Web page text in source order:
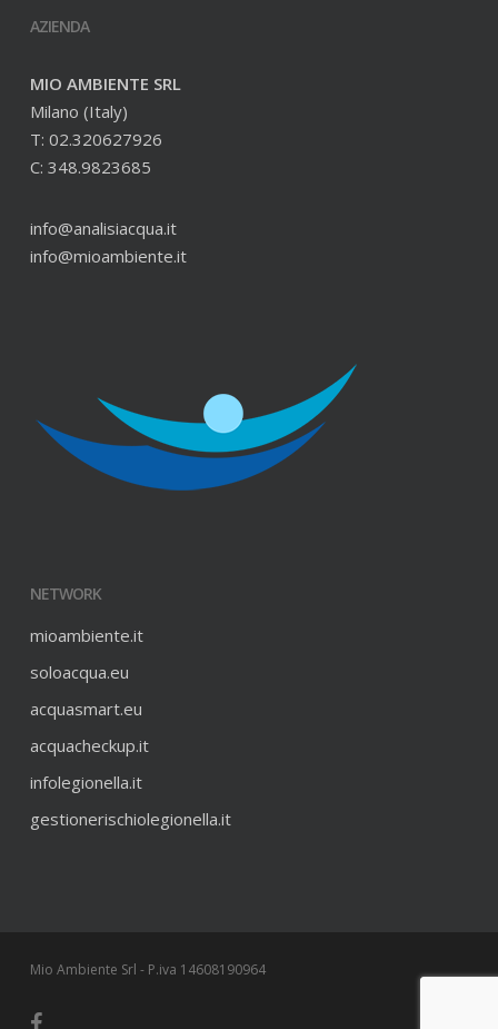
AZIENDA
MIO AMBIENTE SRL
Milano (Italy)
T: 02.320627926
C: 348.9823685
info@analisiacqua.it
info@mioambiente.it
NETWORK
mioambiente.it
soloacqua.eu
acquasmart.eu
acquacheckup.it
infolegionella.it
gestionerischiolegionella.it
Mio Ambiente Srl - P.iva 14608190964
facebook